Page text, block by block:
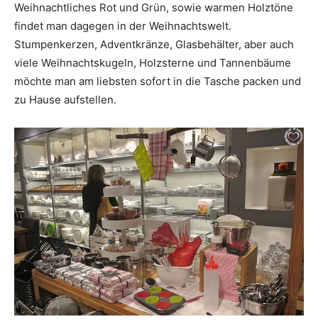
Weihnachtliches Rot und Grün, sowie warmen Holztöne
findet man dagegen in der Weihnachtswelt.
Stumpenkerzen, Adventkränze, Glasbehälter, aber auch
viele Weihnachtskugeln, Holzsterne und Tannenbäume
möchte man am liebsten sofort in die Tasche packen und
zu Hause aufstellen.